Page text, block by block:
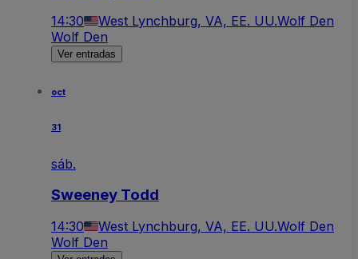
14:30 West Lynchburg, VA, EE. UU.Wolf Den
Wolf Den
Ver entradas
oct
31
sáb.
Sweeney Todd
14:30 West Lynchburg, VA, EE. UU.Wolf Den
Wolf Den